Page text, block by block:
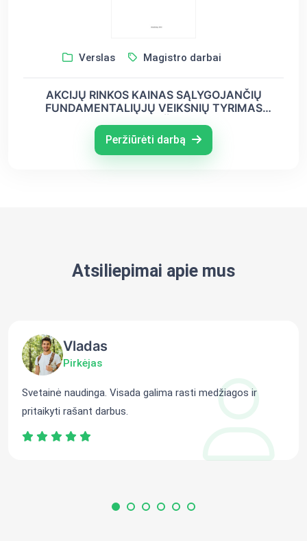
Verslas Magistro darbai
AKCIJŲ RINKOS KAINAS SĄLYGOJANČIŲ
FUNDAMENTALIŲJŲ VEIKSNIŲ TYRIMAS
Peržiūrėti darbą
Atsiliepimai apie mus
Vladas
Pirkėjas
Svetainė naudinga. Visada galima rasti medžiagos ir
pritaikyti rašant darbus.